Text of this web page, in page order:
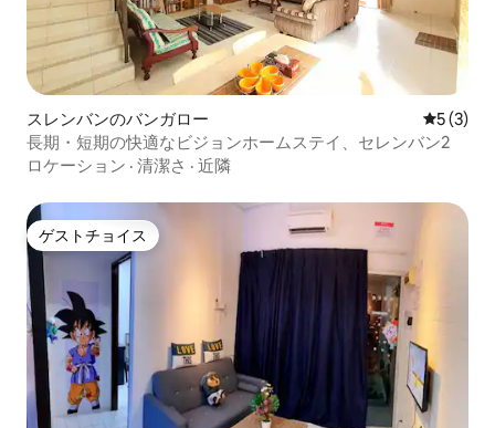
スレンバンのバンガロー レビュー
5 (3)
長期・短期の快適なビジョンホームステイ、セレンバン2
ロケーション · 清潔さ · 近隣
ゲストチョイス
ゲストチョイス